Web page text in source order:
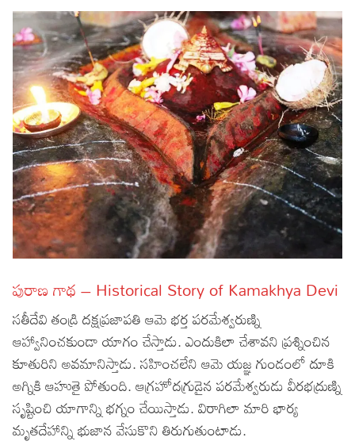
పురాణ గాథ – Historical Story of Kamakhya Devi
సతీదేవి తండ్రి దక్షప్రజాపతి ఆమె భర్త పరమేశ్వరుణ్ని
ఆహ్వానించకుండా యాగం చేస్తాడు. ఎందుకిలా చేశావని ప్రశ్నించిన
కూతురిని అవమానిస్తాడు. సహించలేని ఆమె యజ్ఞ గుండంలో దూకి
అగ్నికి ఆహుతై పోతుంది. ఆగ్రహోదగ్రుడైన పరమేశ్వరుడు వీరభద్రుణ్ని
సృష్టించి యాగాన్ని భగ్నం చేయిస్తాడు. విరాగిలా మారి భార్య
మృతదేహాన్ని భుజాన వేసుకొని తిరుగుతుంటాడు.